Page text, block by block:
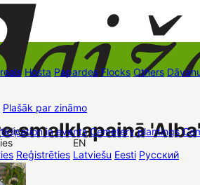
/
Reģistrēties
EN
Latviešu Eesti Русский
Hosta Papardes Flocks Others
Plašāk par zināmo
in events Cemetery plantings
Dāvanu kartes Augu komplekti
smalklapainā